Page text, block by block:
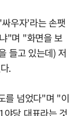
우자'라는 손팻
"며 "화면을 보
들고 있는데) 저
.
를 넘었다"며 "이
당 대표라는 것